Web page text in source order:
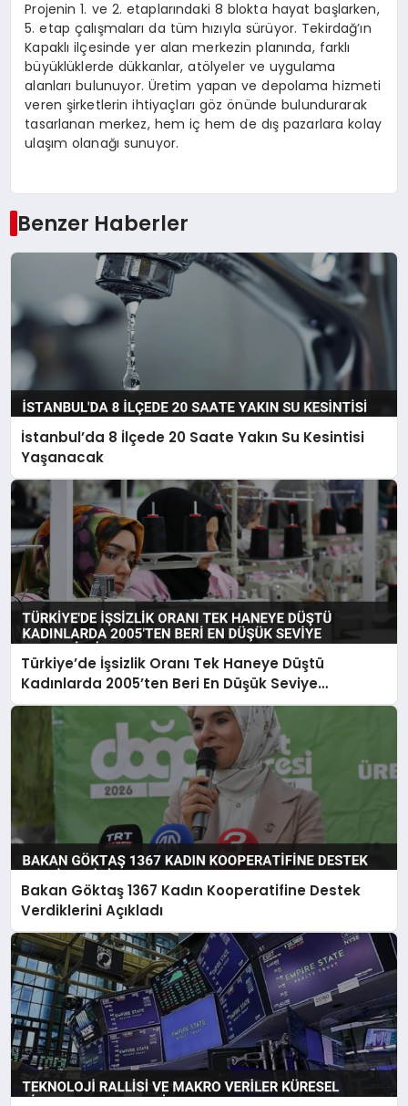
Projenin 1. ve 2. etaplarındaki 8 blokta hayat başlarken,
5. etap çalışmaları da tüm hızıyla sürüyor. Tekirdağ’ın
Kapaklı ilçesinde yer alan merkezin planında, farklı
büyüklüklerde dükkanlar, atölyeler ve uygulama
alanları bulunuyor. Üretim yapan ve depolama hizmeti
veren şirketlerin ihtiyaçları göz önünde bulundurarak
tasarlanan merkez, hem iç hem de dış pazarlara kolay
ulaşım olanağı sunuyor.
Benzer Haberler
İstanbul’da 8 İlçede 20 Saate Yakın Su Kesintisi
Yaşanacak
Türkiye’de İşsizlik Oranı Tek Haneye Düştü
Kadınlarda 2005’ten Beri En Düşük Seviye
Kaydedildi
Bakan Göktaş 1367 Kadın Kooperatifine Destek
Verdiklerini Açıkladı